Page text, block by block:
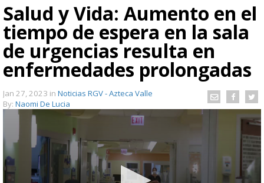
Salud y Vida: Aumento en el
tiempo de espera en la sala
de urgencias resulta en
enfermedades prolongadas
Jan 27, 2023 in Noticias RGV - Azteca Valle
By: Naomi De Lucia